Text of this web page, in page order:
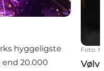
hyggeligste
end 20.000
Foto: